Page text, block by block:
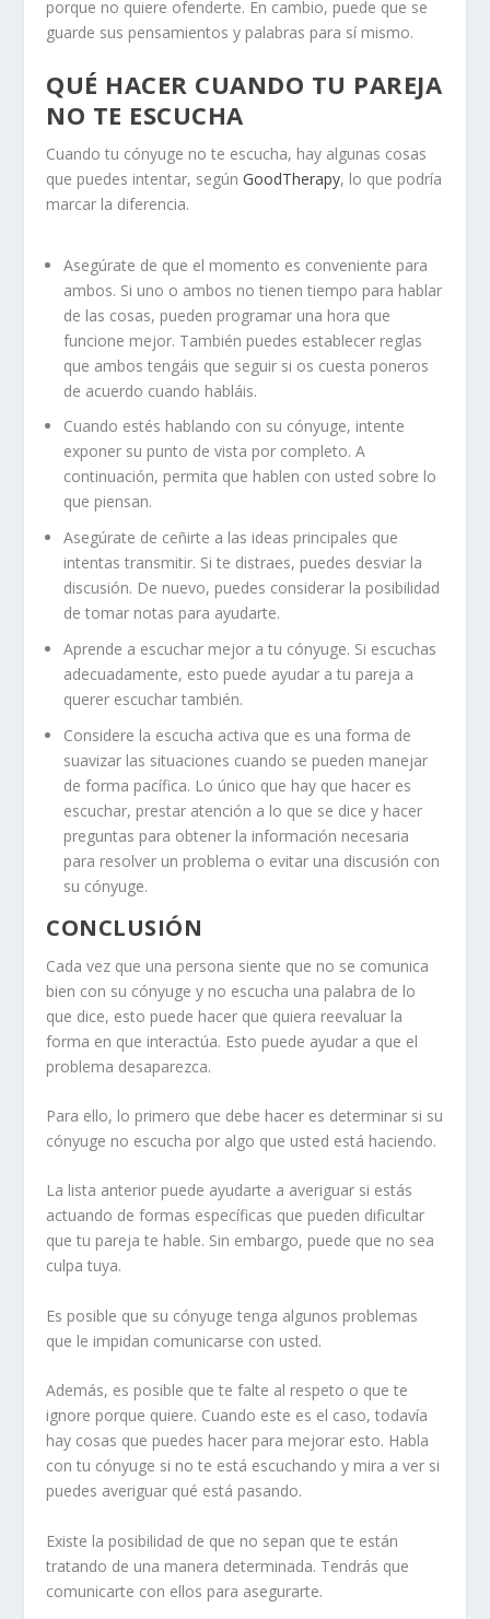
porque no quiere ofenderte. En cambio, puede que se
guarde sus pensamientos y palabras para sí mismo.
QUÉ HACER CUANDO TU PAREJA
NO TE ESCUCHA
Cuando tu cónyuge no te escucha, hay algunas cosas
que puedes intentar, según GoodTherapy, lo que podría
marcar la diferencia.
Asegúrate de que el momento es conveniente para
ambos. Si uno o ambos no tienen tiempo para hablar
de las cosas, pueden programar una hora que
funcione mejor. También puedes establecer reglas
que ambos tengáis que seguir si os cuesta poneros
de acuerdo cuando habláis.
Cuando estés hablando con su cónyuge, intente
exponer su punto de vista por completo. A
continuación, permita que hablen con usted sobre lo
que piensan.
Asegúrate de ceñirte a las ideas principales que
intentas transmitir. Si te distraes, puedes desviar la
discusión. De nuevo, puedes considerar la posibilidad
de tomar notas para ayudarte.
Aprende a escuchar mejor a tu cónyuge. Si escuchas
adecuadamente, esto puede ayudar a tu pareja a
querer escuchar también.
Considere la escucha activa que es una forma de
suavizar las situaciones cuando se pueden manejar
de forma pacífica. Lo único que hay que hacer es
escuchar, prestar atención a lo que se dice y hacer
preguntas para obtener la información necesaria
para resolver un problema o evitar una discusión con
su cónyuge.
CONCLUSIÓN
Cada vez que una persona siente que no se comunica
bien con su cónyuge y no escucha una palabra de lo
que dice, esto puede hacer que quiera reevaluar la
forma en que interactúa. Esto puede ayudar a que el
problema desaparezca.
Para ello, lo primero que debe hacer es determinar si su
cónyuge no escucha por algo que usted está haciendo.
La lista anterior puede ayudarte a averiguar si estás
actuando de formas específicas que pueden dificultar
que tu pareja te hable. Sin embargo, puede que no sea
culpa tuya.
Es posible que su cónyuge tenga algunos problemas
que le impidan comunicarse con usted.
Además, es posible que te falte al respeto o que te
ignore porque quiere. Cuando este es el caso, todavía
hay cosas que puedes hacer para mejorar esto. Habla
con tu cónyuge si no te está escuchando y mira a ver si
puedes averiguar qué está pasando.
Existe la posibilidad de que no sepan que te están
tratando de una manera determinada. Tendrás que
comunicarte con ellos para asegurarte.